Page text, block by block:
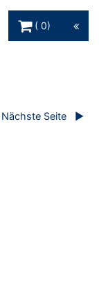
0
Nächste Seite